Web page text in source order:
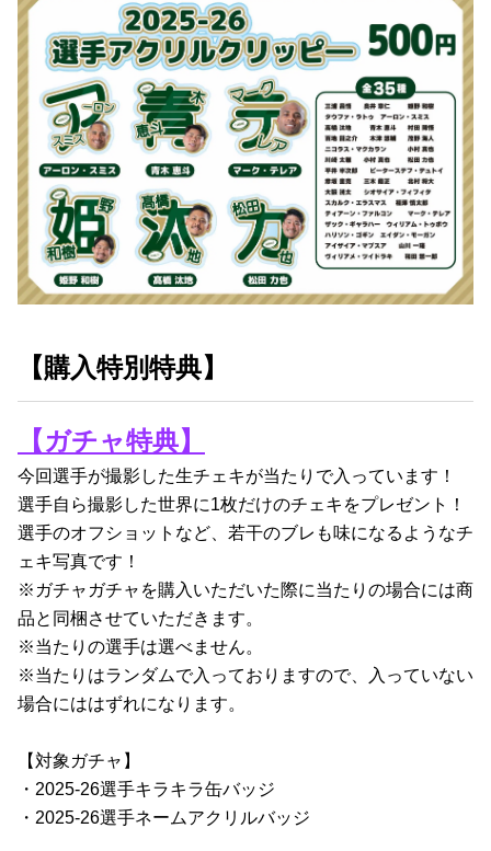
【購入特別特典】
【ガチャ特典】
今回選手が撮影した生チェキが当たりで入っています！
選手自ら撮影した世界に1枚だけのチェキをプレゼント！
選手のオフショットなど、若干のブレも味になるようなチ
ェキ写真です！
※ガチャガチャを購入いただいた際に当たりの場合には商
品と同梱させていただきます。
※当たりの選手は選べません。
※当たりはランダムで入っておりますので、入っていない
場合にははずれになります。
【対象ガチャ】
・2025-26選手キラキラ缶バッジ
・2025-26選手ネームアクリルバッジ